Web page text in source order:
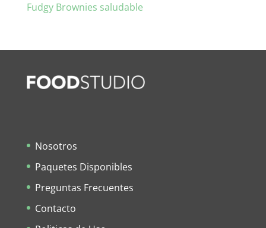
Fudgy Brownies saludable
Nosotros
Paquetes Disponibles
Preguntas Frecuentes
Contacto